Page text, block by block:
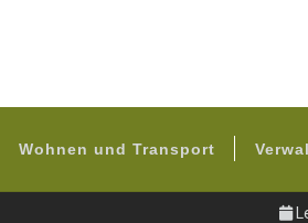
Wohnen und Transport